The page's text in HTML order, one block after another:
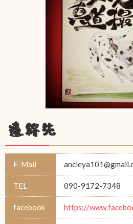
連絡先
E-Mail
TEL 090-9172-7348
facebook https://